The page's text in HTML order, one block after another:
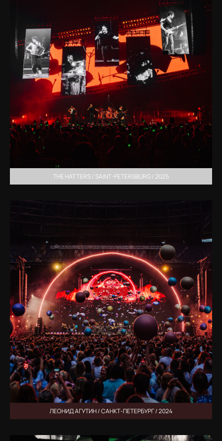
THE HATTERS / SAINT-PETERSBURG / 2025
ЛЕОНИД АГУТИН / САНКТ-ПЕТЕРБУРГ / 2024